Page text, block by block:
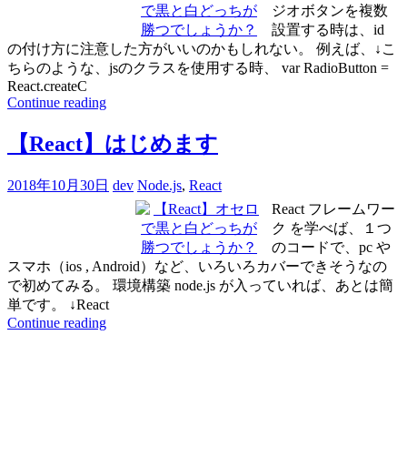
ジオボタンを複数
設置する時は、id
の付け方に注意した方がいいのかもしれない。 例えば、↓こ
ちらのような、jsのクラスを使用する時、 var RadioButton =
React.createC
Continue reading
【React】はじめます
2018年10月30日 dev Node.js, React
React フレームワー
ク を学べば、１つ
のコードで、pc や
スマホ（ios , Android）など、いろいろカバーできそうなの
で初めてみる。 環境構築 node.js が入っていれば、あとは簡
単です。 ↓React
Continue reading